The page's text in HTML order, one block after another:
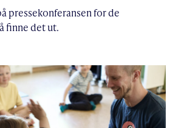
pressekonferansen for de
finne det ut.